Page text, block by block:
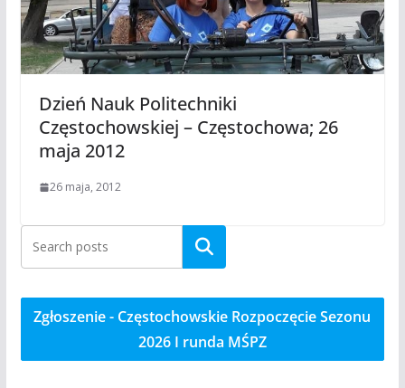
Dzień Nauk Politechniki
Częstochowskiej – Częstochowa; 26
maja 2012
26 maja, 2012
Szukaj
Zgłoszenie - Częstochowskie Rozpoczęcie Sezonu
2026 I runda MŚPZ